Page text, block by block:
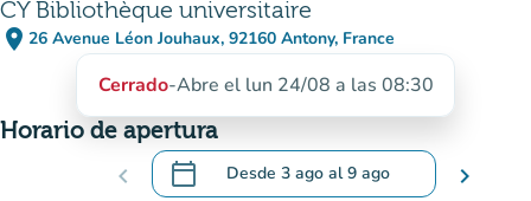
CY Bibliothèque universitaire
place 26 Avenue Léon Jouhaux, 92160 Antony, France
(abrir en Google Maps)
(nueva pestaña)
Cerrado-Abre el lun 24/08 a las 08:30
Horario de apertura
chevron_left calendar_today Desde 3 ago al9 ago
.Abra el calendario para cambiar las
chevron_right